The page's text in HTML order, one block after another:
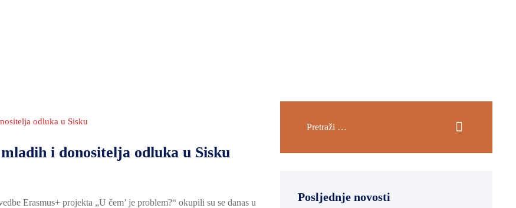
odluka u Sisku
i donositelja odluka u Sisku
Erasmus+ projekta „U čem’ je problem?“ okupili su se danas u
Posljednje novosti